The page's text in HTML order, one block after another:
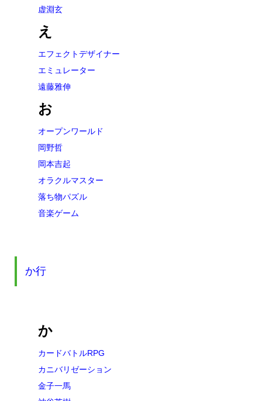
虚淵玄
え
エフェクトデザイナー
エミュレーター
遠藤雅伸
お
オープンワールド
岡野哲
岡本吉起
オラクルマスター
落ち物パズル
音楽ゲーム
か行
か
カードバトルRPG
カニバリゼーション
金子一馬